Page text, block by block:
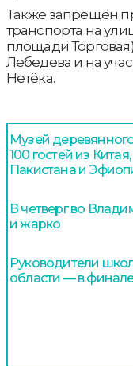
Также запрещён
транспорта на
площади
Лебедева и на
Нетёка.
Музей
100 гостей из
Пакистана и
В четверг во
и жарко
Руководители
области — в